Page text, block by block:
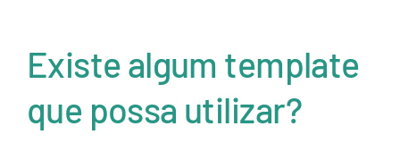
Existe algum template
que possa utilizar?